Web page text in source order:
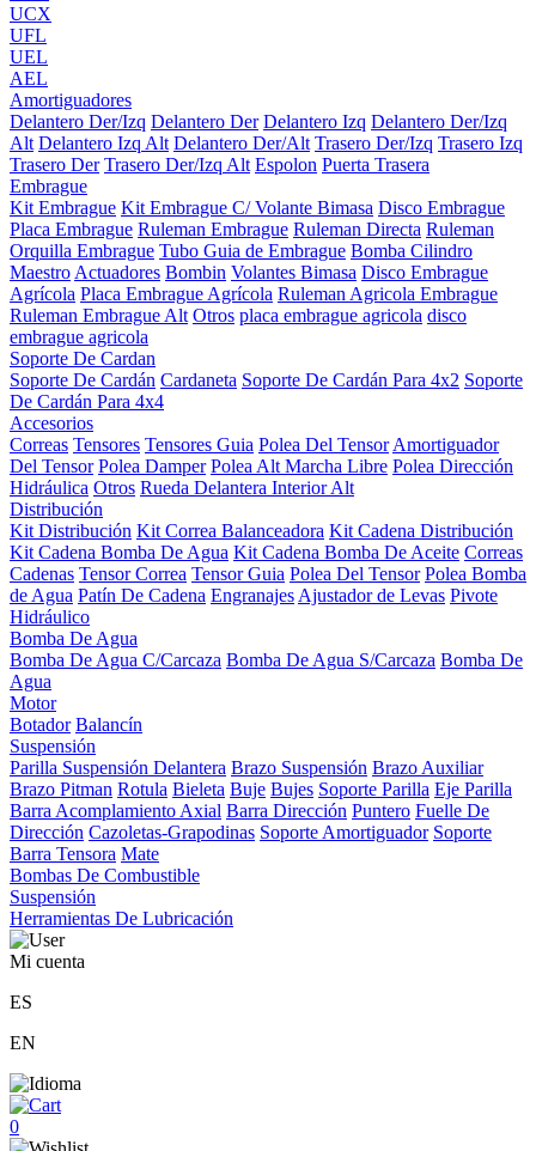
UCX
UFL
UEL
AEL
Amortiguadores
Delantero Der/Izq Delantero Der Delantero Izq Delantero Der/Izq
Alt Delantero Izq Alt Delantero Der/Alt Trasero Der/Izq Trasero Izq
Trasero Der Trasero Der/Izq Alt Espolon Puerta Trasera
Embrague
Kit Embrague Kit Embrague C/ Volante Bimasa Disco Embrague
Placa Embrague Ruleman Embrague Ruleman Directa Ruleman
Orquilla Embrague Tubo Guia de Embrague Bomba Cilindro
Maestro Actuadores Bombin Volantes Bimasa Disco Embrague
Agrícola Placa Embrague Agrícola Ruleman Agricola Embrague
Ruleman Embrague Alt Otros placa embrague agricola disco
embrague agricola
Soporte De Cardan
Soporte De Cardán Cardaneta Soporte De Cardán Para 4x2 Soporte
De Cardán Para 4x4
Accesorios
Correas Tensores Tensores Guia Polea Del Tensor Amortiguador
Del Tensor Polea Damper Polea Alt Marcha Libre Polea Dirección
Hidráulica Otros Rueda Delantera Interior Alt
Distribución
Kit Distribución Kit Correa Balanceadora Kit Cadena Distribución
Kit Cadena Bomba De Agua Kit Cadena Bomba De Aceite Correas
Cadenas Tensor Correa Tensor Guia Polea Del Tensor Polea Bomba
de Agua Patín De Cadena Engranajes Ajustador de Levas Pivote
Hidráulico
Bomba De Agua
Bomba De Agua C/Carcaza Bomba De Agua S/Carcaza Bomba De
Agua
Motor
Botador Balancín
Suspensión
Parilla Suspensión Delantera Brazo Suspensión Brazo Auxiliar
Brazo Pitman Rotula Bieleta Buje Bujes Soporte Parilla Eje Parilla
Barra Acomplamiento Axial Barra Dirección Puntero Fuelle De
Dirección Cazoletas-Grapodinas Soporte Amortiguador Soporte
Barra Tensora Mate
Bombas De Combustible
Suspensión
Herramientas De Lubricación
Mi cuenta
ES
EN
0